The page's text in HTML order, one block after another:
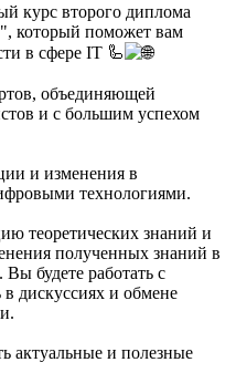
курс второго диплома
который поможет вам
в сфере IT 🦾
объединяющей
и с большим успехом
и изменения в
технологиями.
теоретических знаний и
полученных знаний в
будете работать с
дискуссиях и обмене
актуальные и полезные